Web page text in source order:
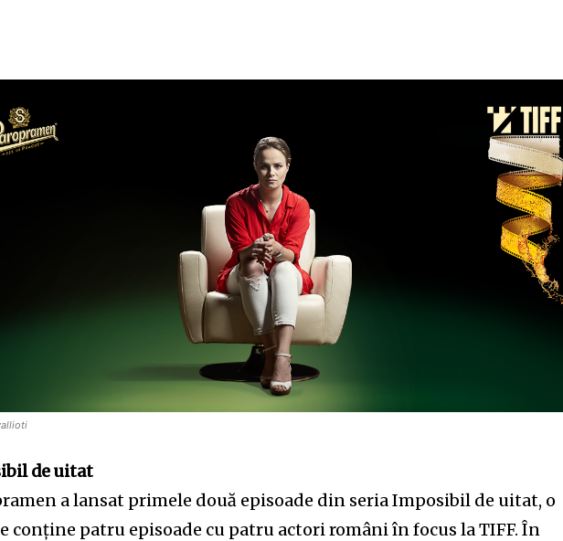
community of
and be part
conversation.
de uitat
a lansat primele două episoade din seria Imposibil de uitat, o
conține patru episoade cu patru actori români în focus la TIFF. În